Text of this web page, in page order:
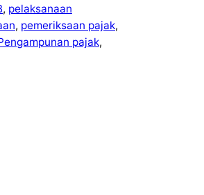
, pelaksanaan
, pemeriksaan pajak
pajak